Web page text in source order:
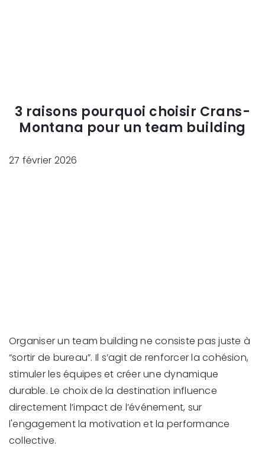
3 raisons pourquoi choisir Crans-
Montana pour un team building
27 février 2026
Organiser un team building ne consiste pas juste à
“sortir de bureau”. Il s’agit de renforcer la cohésion,
stimuler les équipes et créer une dynamique
durable. Le choix de la destination influence
directement l’impact de l’événement, sur
l'engagement la motivation et la performance
collective.